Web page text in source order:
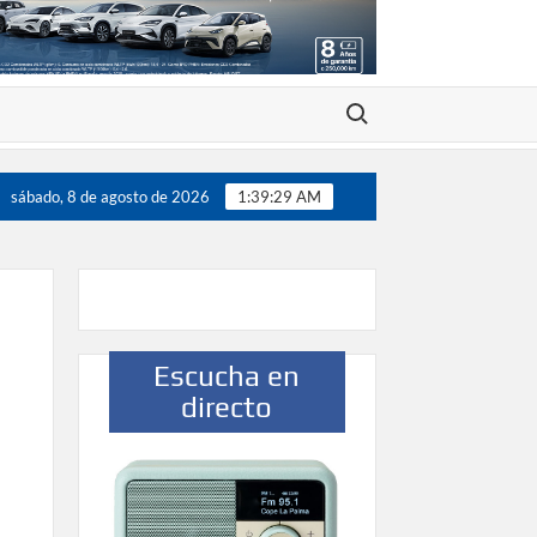
Buscar:
jugadores” Víctor González destaca el papel del
sábado, 8 de agosto de 2026 1:39:30 AM
Escucha en
directo